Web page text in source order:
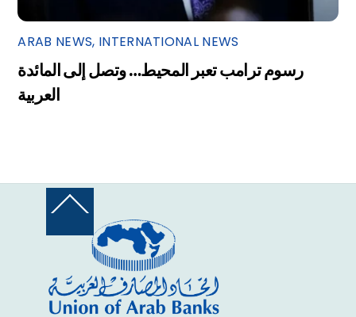
ARAB NEWS, INTERNATIONAL NEWS
رسوم ترامب تعبر المحيط… وتصل إلى المائدة
العربية
Back
Top